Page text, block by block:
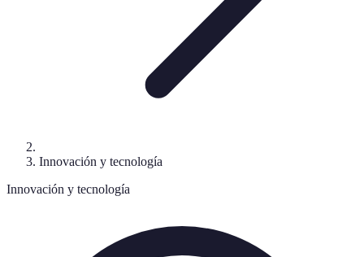
Innovación y tecnología
Innovación y tecnología